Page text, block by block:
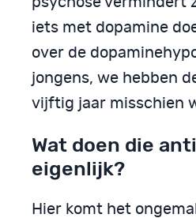
iets met dopamine
over de
jongens, we hebben
vijftig jaar misschien
Wat doen die
eigenlijk?
Hier komt het